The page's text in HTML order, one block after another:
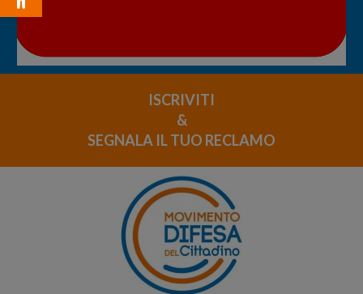
ISCRIVITI
&
SEGNALA IL TUO RECLAMO